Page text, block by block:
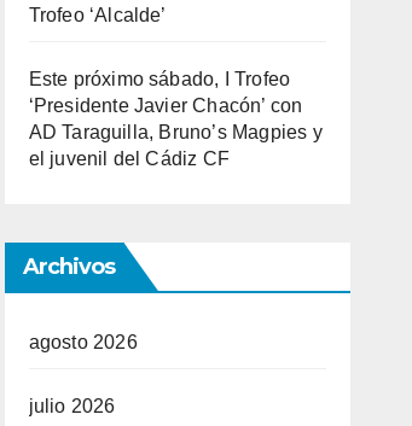
Trofeo ‘Alcalde’
Este próximo sábado, I Trofeo
‘Presidente Javier Chacón’ con
AD Taraguilla, Bruno’s Magpies y
el juvenil del Cádiz CF
Archivos
agosto 2026
julio 2026